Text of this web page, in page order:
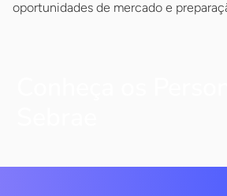
oportunidades de mercado e